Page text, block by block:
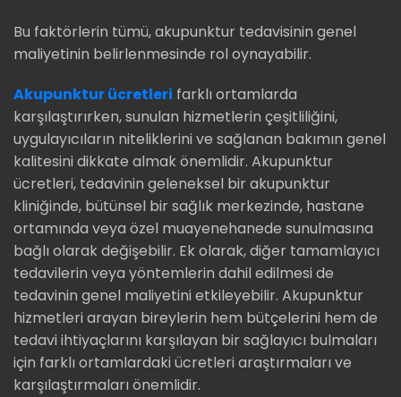
Bu faktörlerin tümü, akupunktur tedavisinin genel
maliyetinin belirlenmesinde rol oynayabilir.
Akupunktur ücretleri farklı ortamlarda
karşılaştırırken, sunulan hizmetlerin çeşitliliğini,
uygulayıcıların niteliklerini ve sağlanan bakımın genel
kalitesini dikkate almak önemlidir. Akupunktur
ücretleri, tedavinin geleneksel bir akupunktur
kliniğinde, bütünsel bir sağlık merkezinde, hastane
ortamında veya özel muayenehanede sunulmasına
bağlı olarak değişebilir. Ek olarak, diğer tamamlayıcı
tedavilerin veya yöntemlerin dahil edilmesi de
tedavinin genel maliyetini etkileyebilir. Akupunktur
hizmetleri arayan bireylerin hem bütçelerini hem de
tedavi ihtiyaçlarını karşılayan bir sağlayıcı bulmaları
için farklı ortamlardaki ücretleri araştırmaları ve
karşılaştırmaları önemlidir.